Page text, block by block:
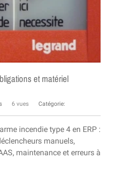
et matériel
6 vues Catégorie:
incendie type 4 en ERP :
manuels,
maintenance et erreurs à